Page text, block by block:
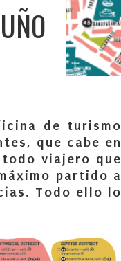
de turismo
que cabe en
todo viajero que
partido a
Todo ello lo